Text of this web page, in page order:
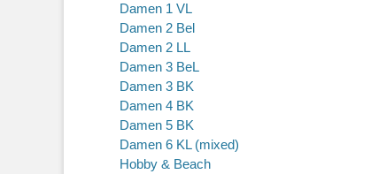
Damen 1 VL
Damen 2 Bel
Damen 2 LL
Damen 3 BeL
Damen 3 BK
Damen 4 BK
Damen 5 BK
Damen 6 KL (mixed)
Hobby & Beach